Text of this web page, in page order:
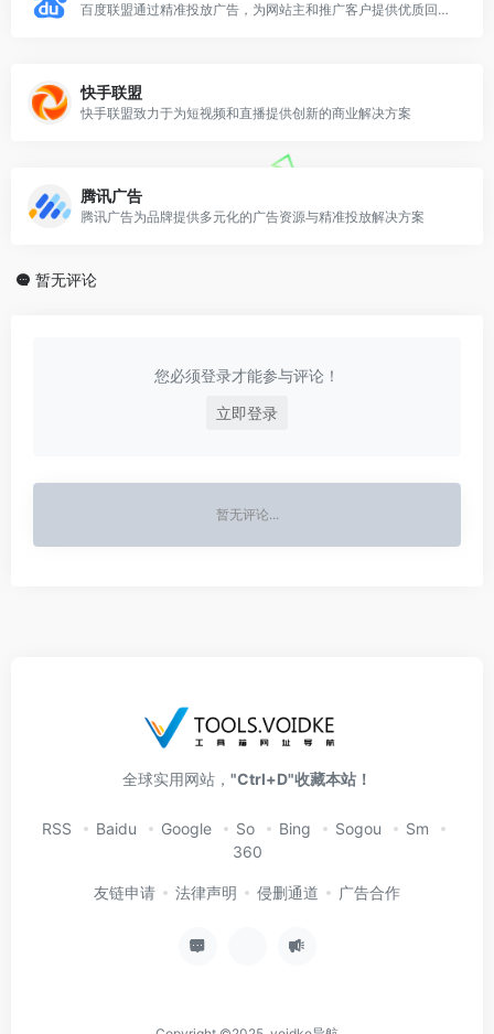
百度联盟通过精准投放广告，为网站主和推广客户提供优质回报，助力流量变现
快手联盟
快手联盟致力于为短视频和直播提供创新的商业解决方案
腾讯广告
腾讯广告为品牌提供多元化的广告资源与精准投放解决方案
暂无评论
您必须登录才能参与评论！
立即登录
暂无评论...
全球实用网站， "Ctrl+D"收藏本站！
RSS Baidu Google So Bing Sogou
Sm
360
友链申请 法律声明 侵删通道 广告合作